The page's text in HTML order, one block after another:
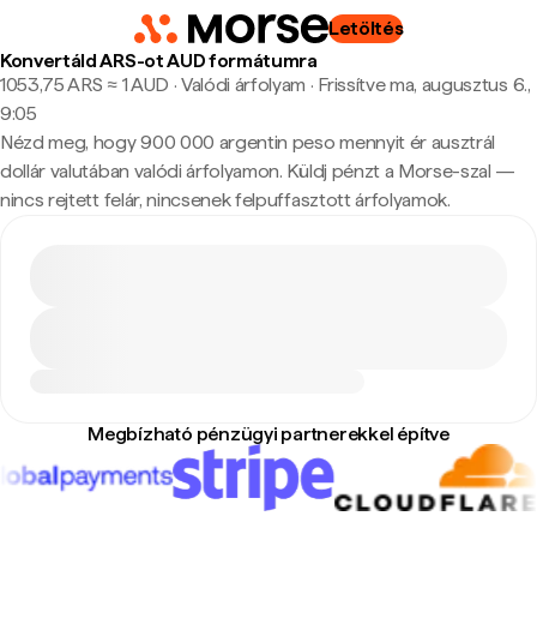
Letöltés
Konvertáld ARS-ot AUD formátumra
1053,75 ARS ≈ 1 AUD · Valódi árfolyam · Frissítve ma, augusztus 6.,
9:05
Nézd meg, hogy 900 000 argentin peso mennyit ér ausztrál
dollár valutában valódi árfolyamon. Küldj pénzt a Morse-szal —
nincs rejtett felár, nincsenek felpuffasztott árfolyamok.
Megbízható pénzügyi partnerekkel építve